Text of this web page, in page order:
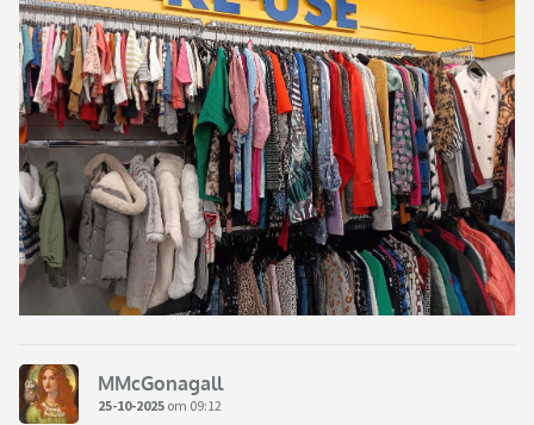
MMcGonagall
25-10-2025 om 09:12